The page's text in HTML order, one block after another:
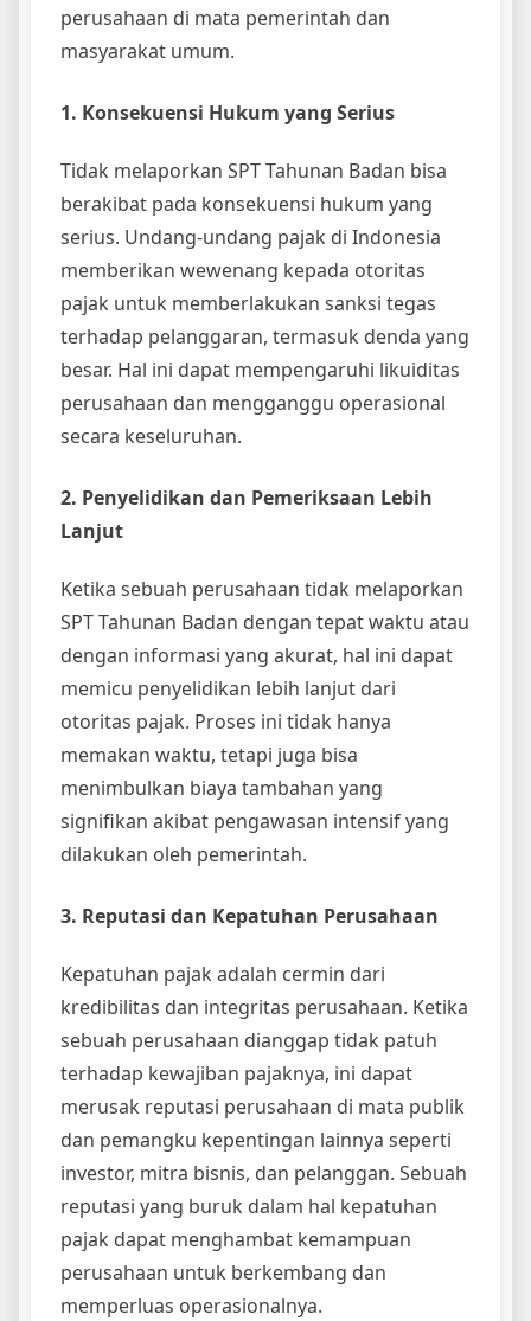
perusahaan di mata pemerintah dan
masyarakat umum.
1. Konsekuensi Hukum yang Serius
Tidak melaporkan SPT Tahunan Badan bisa
berakibat pada konsekuensi hukum yang
serius. Undang-undang pajak di Indonesia
memberikan wewenang kepada otoritas
pajak untuk memberlakukan sanksi tegas
terhadap pelanggaran, termasuk denda yang
besar. Hal ini dapat mempengaruhi likuiditas
perusahaan dan mengganggu operasional
secara keseluruhan.
2. Penyelidikan dan Pemeriksaan Lebih
Lanjut
Ketika sebuah perusahaan tidak melaporkan
SPT Tahunan Badan dengan tepat waktu atau
dengan informasi yang akurat, hal ini dapat
memicu penyelidikan lebih lanjut dari
otoritas pajak. Proses ini tidak hanya
memakan waktu, tetapi juga bisa
menimbulkan biaya tambahan yang
signifikan akibat pengawasan intensif yang
dilakukan oleh pemerintah.
3. Reputasi dan Kepatuhan Perusahaan
Kepatuhan pajak adalah cermin dari
kredibilitas dan integritas perusahaan. Ketika
sebuah perusahaan dianggap tidak patuh
terhadap kewajiban pajaknya, ini dapat
merusak reputasi perusahaan di mata publik
dan pemangku kepentingan lainnya seperti
investor, mitra bisnis, dan pelanggan. Sebuah
reputasi yang buruk dalam hal kepatuhan
pajak dapat menghambat kemampuan
perusahaan untuk berkembang dan
memperluas operasionalnya.